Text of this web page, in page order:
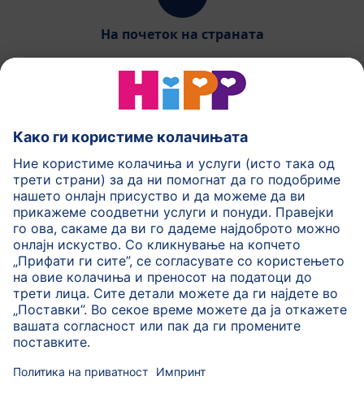
На почеток на страната
HiPP Млечни формули
HiPP Храна за бебиња
HiPP за деца
HiPP Нега за кожа
HiPP Бременост
Политика на приватност
Услови на користење
Импринт
Повеќе за HiPP Контакт